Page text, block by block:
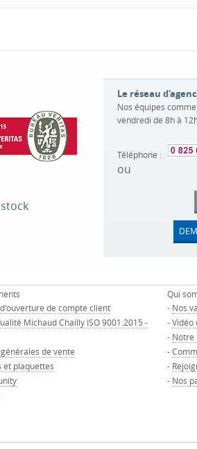
Le réseau
Nos équipes
vendredi de 8h à
Téléphone :
ou
de compte client
Michaud Chailly ISO 9001:2015 -
de vente
et plaquettes
Qui
- Nos
-Vidéo
- Notre
-
-
- Nos